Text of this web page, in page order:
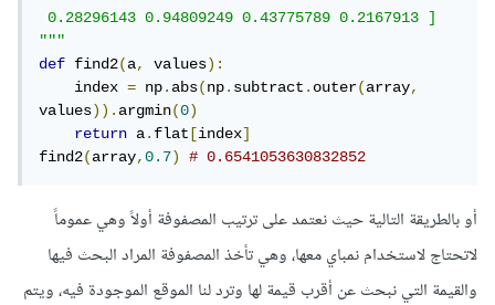
0.28296143 0.94809249 0.43775789 0.2167913 ]
"""
def find2(a, values):
    index
= np.abs(np.subtract.outer(array,
values)).argmin(0)
return a.flat [index]
find2(array,0.7) # 0.6541053630832852
أو بالطريقة التالية حيث نعتمد على ترتيب المصفوفة أولاً وهي عموماً
لاتحتاج لاستخدام نمباي معها، وهي تأخذ المصفوفة المراد البحث فيها
والقيمة التي نبحث عن أقرب قيمة لها وترد لنا الموقع الموجودة فيه، ويتم